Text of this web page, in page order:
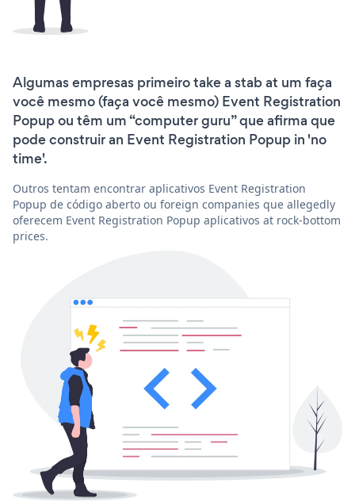
Algumas empresas primeiro take a stab at um faça
você mesmo (faça você mesmo) Event Registration
Popup ou têm um “computer guru” que afirma que
pode construir an Event Registration Popup in 'no
time'.
Outros tentam encontrar aplicativos Event Registration
Popup de código aberto ou foreign companies que allegedly
oferecem Event Registration Popup aplicativos at rock-bottom
prices.